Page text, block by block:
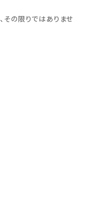
その限りではありませ